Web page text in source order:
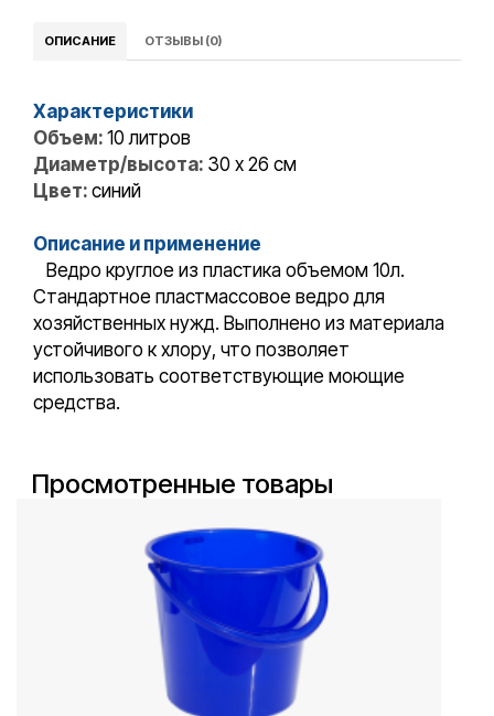
ОПИСАНИЕ ОТЗЫВЫ (0)
Характеристики
Объем: 10 литров
Диаметр/высота: 30 x 26 см
Цвет: синий
Описание и применение
Ведро круглое из пластика объемом 10л.
Стандартное пластмассовое ведро для
хозяйственных нужд. Выполнено из материала
устойчивого к хлору, что позволяет
использовать соответствующие моющие
средства.
Просмотренные товары